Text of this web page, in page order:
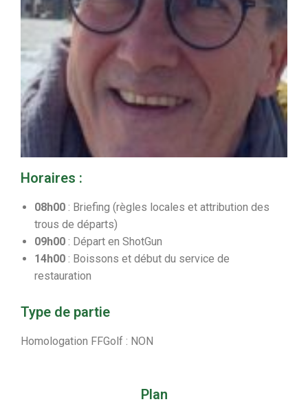
Horaires :
08h00 : Briefing (règles locales et attribution des
trous de départs)
09h00 : Départ en ShotGun
14h00 : Boissons et début du service de
restauration
Type de partie
Homologation FFGolf : NON
Plan